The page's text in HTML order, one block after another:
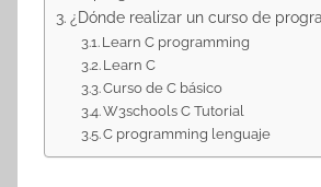
¿Dónde realizar un curso de
Learn C programming
Learn C
Curso de C básico
W3schools C Tutorial
C programming lenguaje